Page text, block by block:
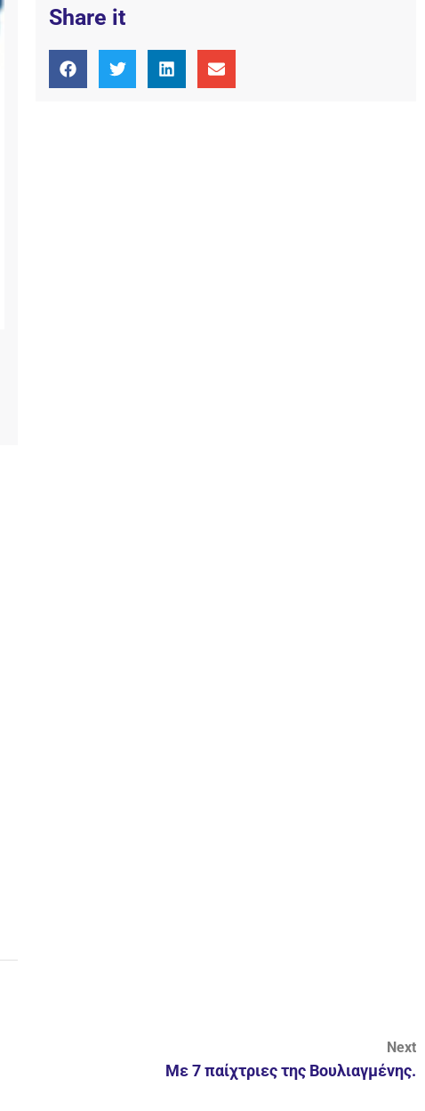
Share it
Next
Με 7 παίχτριες της Βουλιαγμένης.